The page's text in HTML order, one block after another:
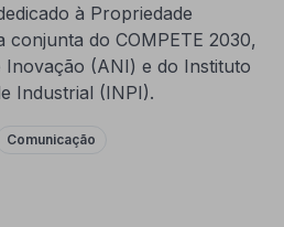
à Propriedade
conjunta do COMPETE 2030,
Inovação (ANI) e do Instituto
Industrial (INPI).
Comunicação